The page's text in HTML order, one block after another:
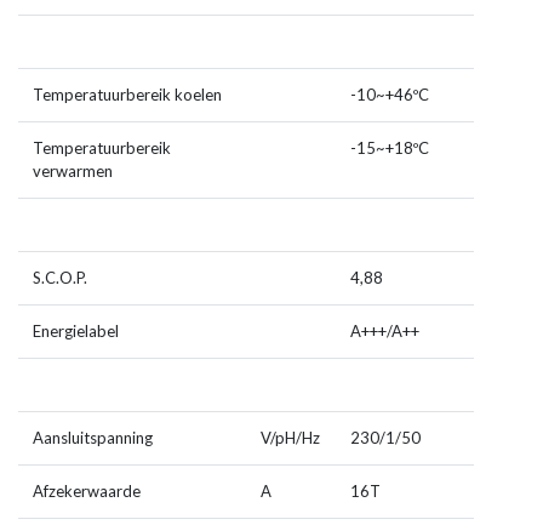
Temperatuurbereik koelen -10~+46ºC
Temperatuurbereik
verwarmen
-15~+18ºC
S.C.O.P. 4,88
Energielabel A+++/A++
Aansluitspanning V/pH/Hz 230/1/50
Afzekerwaarde A 16T